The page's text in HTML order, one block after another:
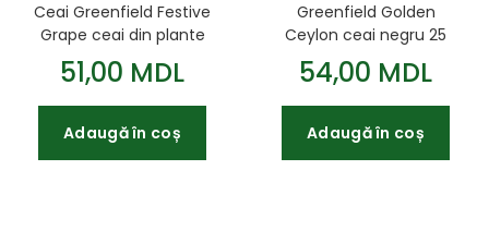
Ceai Greenfield Festive
Grape ceai din plante
25 pl.
51,00 MDL
Adaugă în coș
Greenfield Golden
Ceylon ceai negru 25
plicuri.
54,00 MDL
Adaugă în coș